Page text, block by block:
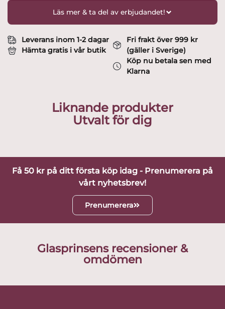
Louise
Adelborg
Läs mer & ta del av erbjudandet!
Leverans inom 1-2 dagar
Hämta gratis i vår butik
Fri frakt över 999 kr
(gäller i Sverige)
Köp nu betala sen med
Klarna
Liknande produkter
Utvalt för dig
Få 50 kr på ditt första köp idag - Prenumerera på
vårt nyhetsbrev!
Prenumerera
Glasprinsens recensioner &
omdömen